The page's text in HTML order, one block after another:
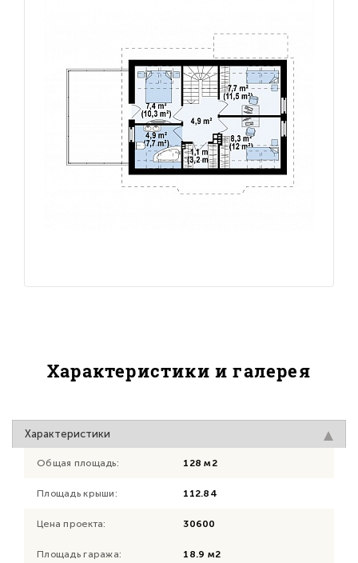
Характеристики и галерея
Характеристики
Общая площадь: 128 м2
Площадь крыши: 112.84
Цена проекта: 30600
Площадь гаража: 18.9 м2